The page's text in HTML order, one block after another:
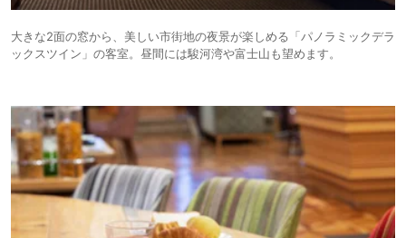
大きな2面の窓から、美しい市街地の夜景が楽しめる「パノラミックデラ
ックスツイン」の客室。昼間には駿河湾や富士山も望めます。